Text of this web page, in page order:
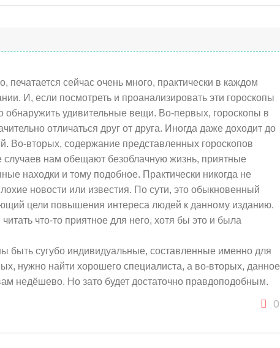
печатается сейчас очень много, практически в каждом
И, если посмотреть и проанализировать эти гороскопы
обнаружить удивительные вещи. Во-первых, гороскопы в
отличаться друг от друга. Иногда даже доходит до
Во-вторых, содержание представленных гороскопов
случаев нам обещают безоблачную жизнь, приятные
находки и тому подобное. Практически никогда не
новости или известия. По сути, это обыкновенный
цели повышения интереса людей к данному изданию.
что-то приятное для него, хотя бы это и была
быть сугубо индивидуальные, составленные именно для
нужно найти хорошего специалиста, а во-вторых, данное
недёшево. Но зато будет достаточно правдоподобным.
0